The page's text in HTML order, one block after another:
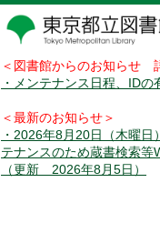
＜図書館からのお知らせ
・メンテナンス日程、ID
＜最新のお知らせ＞
・2026年8月20日（木曜
テナンスのため蔵書検索等
（更新 2026年8月5日）